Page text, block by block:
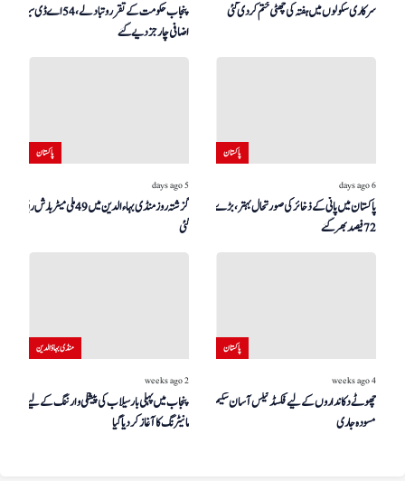
پنجاب حکومت کے تقرر و تبادلے، 54 اے ڈی سیز کو
اضافی چارجز دیے گئے
سرکاری سکولوں میں ہفتہ کی چھٹی ختم کر دی گئی
پاکستان
5 days ago
گزشتہ روز منڈی بہاءالدین میں 49 ملی میٹر بارش ریکارڈ کی
گئی
پاکستان
6 days ago
پاکستان میں پانی کے ذخائر کی صورتحال بہتر، بڑے ڈیم
72 فیصد بھر گئے
منڈی بہاؤالدین
2 weeks ago
پنجاب میں پہلی بار سیلاب کی پیشگی وارننگ کے لیے ڈرون
مانیٹرنگ کا آغاز کر دیا گیا
پاکستان
4 weeks ago
چھوٹے دکانداروں کے لیے فکسڈ ٹیکس آسان سکیم کا
مسودہ جاری